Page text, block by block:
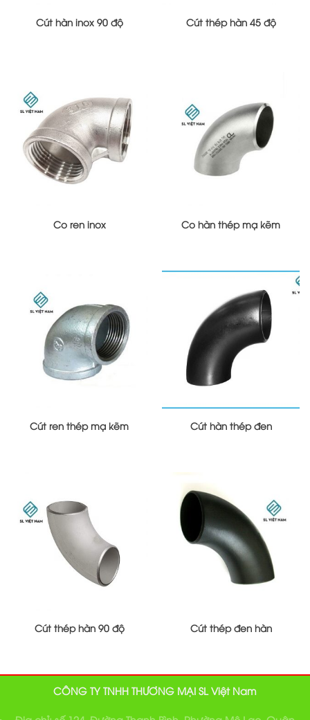
Cút hàn inox 90 độ Cút thép hàn 45 độ
Co ren inox Co hàn thép mạ kẽm
Cút ren thép mạ kẽm Cút hàn thép đen
Cút thép hàn 90 độ Cút thép đen hàn
CÔNG TY TNHH THƯƠNG MẠI SL Việt Nam